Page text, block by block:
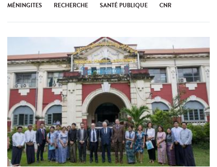
MÉNINGITES RECHERCHE SANTÉ PUBLIQUE CNR